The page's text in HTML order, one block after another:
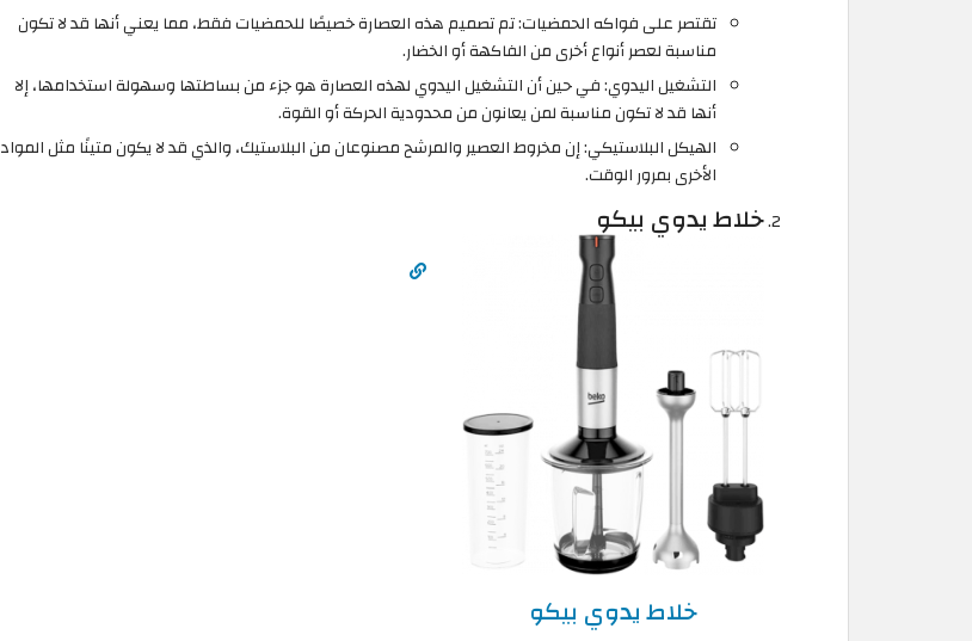
تقتصر على فواكه الحمضيات: تم تصميم هذه العصارة خصيصًا للحمضيات فقط، مما يعني أنها قد لا تكون
مناسبة لعصر أنواع أخرى من الفاكهة أو الخضار.
التشغيل اليدوي: في حين أن التشغيل اليدوي لهذه العصارة هو جزء من بساطتها وسهولة استخدامها، إلا
أنها قد لا تكون مناسبة لمن يعانون من محدودية الحركة أو القوة.
الهيكل البلاستيكي: إن مخروط العصير والمرشح مصنوعان من البلاستيك، والذي قد لا يكون متينًا مثل المواد
الأخرى بمرور الوقت.
خلاط يدوي بيكو
خلاط يدوي بيكو